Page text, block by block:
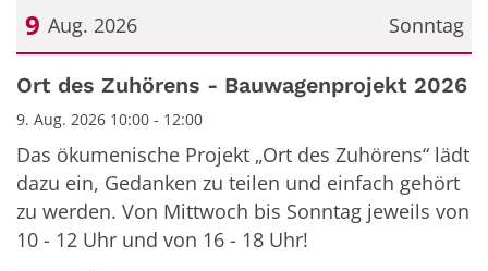
Sonntag
9 Aug. 2026
Datum: 9. August 2026
Ort des Zuhörens - Bauwagenprojekt 2026
9. Aug. 2026 10:00 - 12:00
Das ökumenische Projekt „Ort des Zuhörens“ lädt
dazu ein, Gedanken zu teilen und einfach gehört
zu werden. Von Mittwoch bis Sonntag jeweils von
10 - 12 Uhr und von 16 - 18 Uhr!